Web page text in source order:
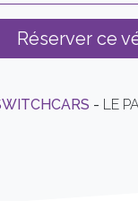
Réserver ce
- LE